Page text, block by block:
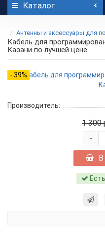
Каталог
Антенны и аксессуары для
Кабель для
Казани по лучшей цене
- 39%
Производитель:
1 300
-
В